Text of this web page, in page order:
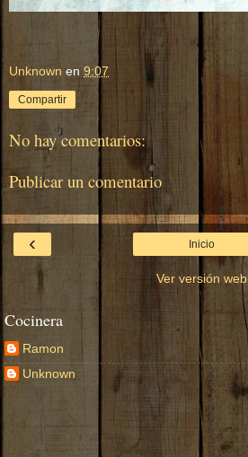
Unknown en 9:07
Compartir
No hay comentarios:
Publicar un comentario
‹ Inicio
Ver versión web
Cocinera
Ramon
Unknown